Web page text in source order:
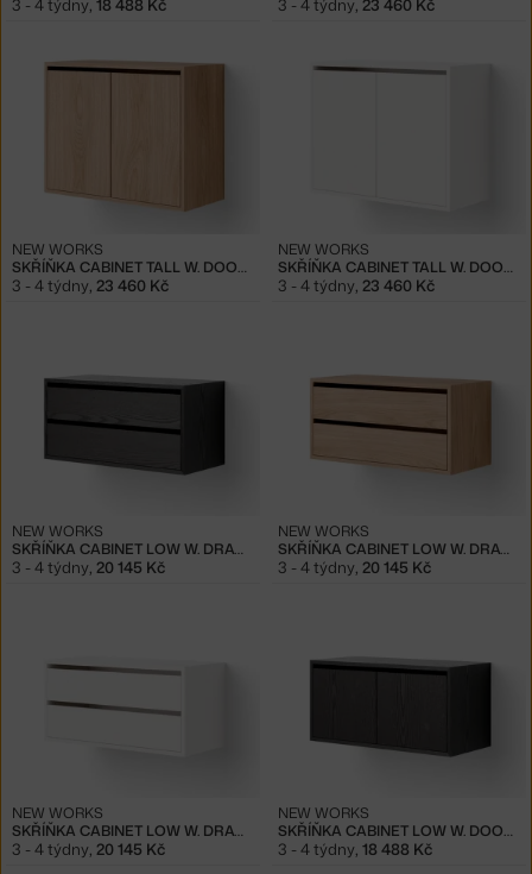
SKŘÍŇKA CABINET TALL W. DOORS, OAK
NEW WORKS
3 - 4 týdny, 23 460 Kč
SKŘÍŇKA CABINET TALL W. DOORS, WHITE
NEW WORKS
3 - 4 týdny, 23 460 Kč
SKŘÍŇKA CABINET LOW W. DRAWERS, BLACK ASH
NEW WORKS
3 - 4 týdny, 20 145 Kč
SKŘÍŇKA CABINET LOW W. DRAWERS, OAK
NEW WORKS
3 - 4 týdny, 20 145 Kč
SKŘÍŇKA CABINET LOW W. DRAWERS, WHITE
NEW WORKS
3 - 4 týdny, 20 145 Kč
SKŘÍŇKA CABINET LOW W. DOORS, BLACK ASH
NEW WORKS
3 - 4 týdny, 18 488 Kč